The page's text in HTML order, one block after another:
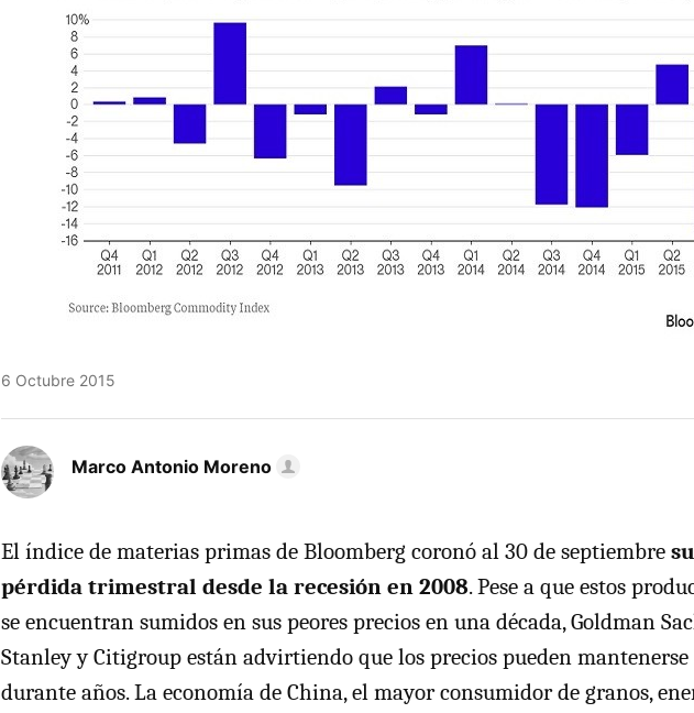
6 Octubre 2015
Marco Antonio Moreno
El índice de materias primas de Bloomberg coronó al 30 de septiembre
pérdida trimestral desde la recesión en 2008. Pese a que estos
se encuentran sumidos en sus peores precios en una década, Goldman
Stanley y Citigroup están advirtiendo que los precios pueden mantenerse
durante años. La economía de China, el mayor consumidor de granos,